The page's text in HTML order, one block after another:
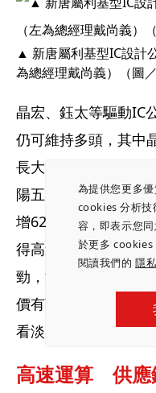
為提供您更多
cookies 分析技
容，即表示您
於更多 cookies
閱讀我們的隱
▲ 新唐屬利基型IC設計
為總經理戴尚義）（圖
晶宏、鈺太等驅動IC
仍可維持多頭，其中
長大，產能滿載，股
陽五月營收六．二九
增62.13%。在資料
得高速I/O晶片及嵌
勁，法人預期，聯陽
價有望逐季上調，業
看淡。
高速運算　供